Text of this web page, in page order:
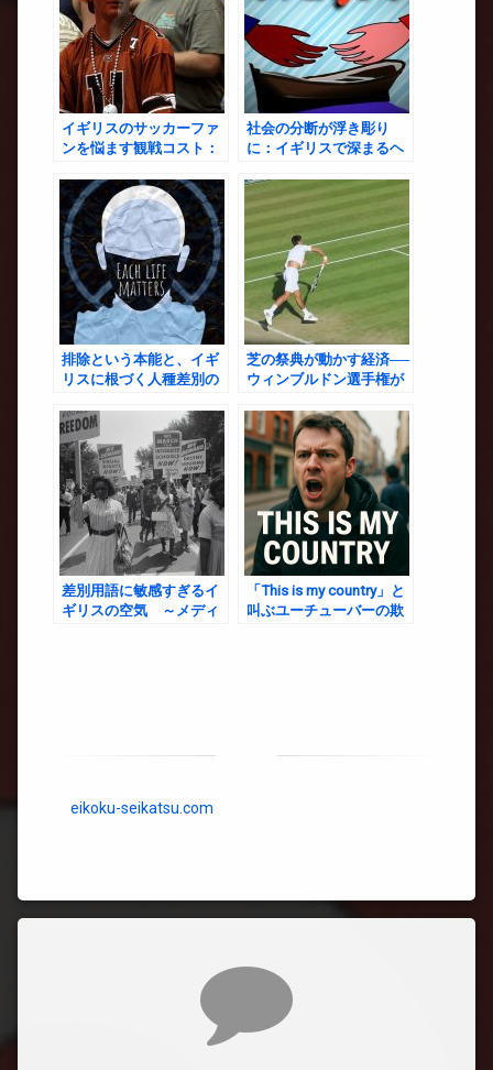
イギリスのサッカーファ
ンを悩ます観戦コスト：
サービスの実態
社会の分断が浮き彫り
に：イギリスで深まるヘ
排除という本能と、イギ
リスに根づく人種差別の
芝の祭典が動かす経済──
ウィンブルドン選手権が
差別用語に敏感すぎるイ
ギリスの空気 ～メディ
「This is my country」と
叫ぶユーチューバーの欺
eikoku-seikatsu.com